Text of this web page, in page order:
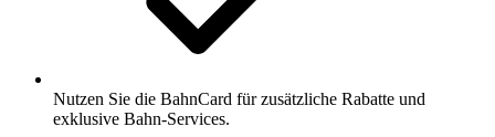
Nutzen Sie die BahnCard für zusätzliche Rabatte und
exklusive Bahn-Services.